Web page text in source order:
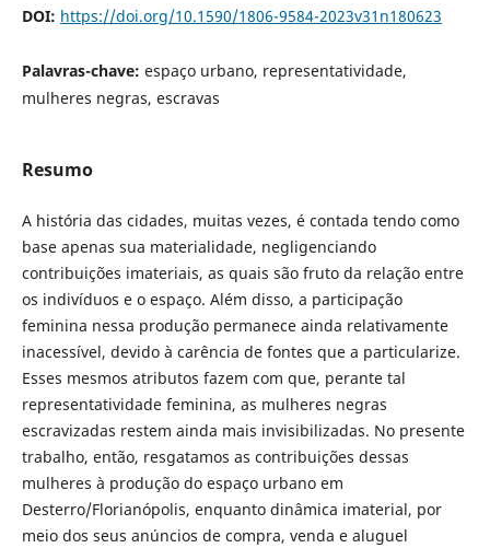
DOI: https://doi.org/10.1590/1806-9584-2023v31n180623
Palavras-chave: espaço urbano, representatividade,
mulheres negras, escravas
Resumo
A história das cidades, muitas vezes, é contada tendo como
base apenas sua materialidade, negligenciando
contribuições imateriais, as quais são fruto da relação entre
os indivíduos e o espaço. Além disso, a participação
feminina nessa produção permanece ainda relativamente
inacessível, devido à carência de fontes que a particularize.
Esses mesmos atributos fazem com que, perante tal
representatividade feminina, as mulheres negras
escravizadas restem ainda mais invisibilizadas. No presente
trabalho, então, resgatamos as contribuições dessas
mulheres à produção do espaço urbano em
Desterro/Florianópolis, enquanto dinâmica imaterial, por
meio dos seus anúncios de compra, venda e aluguel